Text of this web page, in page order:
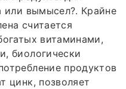
или вымысел?. Крайне
считается
витаминами,
биологически
продуктов
цинк, позволяет